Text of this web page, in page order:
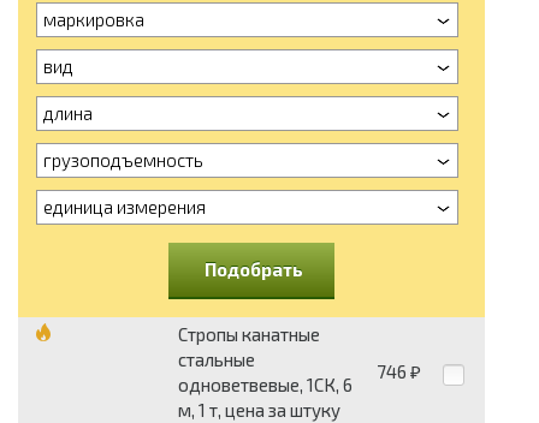
маркировка
вид
длина
грузоподъемность
единица измерения
Подобрать
Стропы канатные
стальные
одноветвевые, 1СК, 6
м, 1 т, цена за штуку
746 ₽